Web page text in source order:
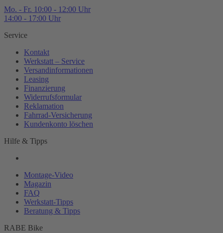
Mo. - Fr. 10:00 - 12:00 Uhr
14:00 - 17:00 Uhr
Service
Kontakt
Werkstatt – Service
Versandinformationen
Leasing
Finanzierung
Widerrufsformular
Reklamation
Fahrrad-Versicherung
Kundenkonto löschen
Hilfe & Tipps
Montage-Video
Magazin
FAQ
Werkstatt-Tipps
Beratung & Tipps
RABE Bike